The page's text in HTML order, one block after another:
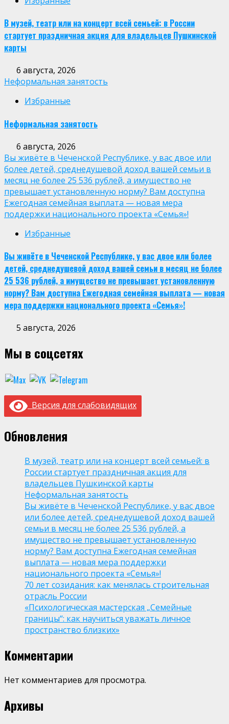
В музей, театр или на концерт всей семьей: в России
стартует праздничная акция для владельцев Пушкинской
карты
6 августа, 2026
Неформальная занятость
Избранные
Неформальная занятость
6 августа, 2026
Вы живёте в Чеченской Республике, у вас двое или
более детей, среднедушевой доход вашей семьи в
месяц не более 25 536 рублей, а имущество не
превышает установленную норму? Вам доступна
Ежегодная семейная выплата — новая мера
поддержки национального проекта «Семья»!
Избранные
Вы живёте в Чеченской Республике, у вас двое или более
детей, среднедушевой доход вашей семьи в месяц не более
25 536 рублей, а имущество не превышает установленную
норму? Вам доступна Ежегодная семейная выплата — новая
мера поддержки национального проекта «Семья»!
5 августа, 2026
Мы в соцсетях
Версия для слабовидящих
Обновления
В музей, театр или на концерт всей семьей: в
России стартует праздничная акция для
владельцев Пушкинской карты
Неформальная занятость
Вы живёте в Чеченской Республике, у вас двое
или более детей, среднедушевой доход вашей
семьи в месяц не более 25 536 рублей, а
имущество не превышает установленную
норму? Вам доступна Ежегодная семейная
выплата — новая мера поддержки
национального проекта «Семья»!
70 лет созидания: как менялась строительная
отрасль России
«Психологическая мастерская „Семейные
границы“: как научиться уважать личное
пространство близких»
Комментарии
Нет комментариев для просмотра.
Архивы